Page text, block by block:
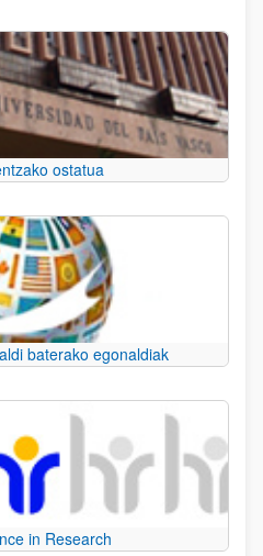
ostatua
baterako egonaldiak
in Research